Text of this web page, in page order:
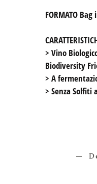
FORMATO Bag
> Vino
Biodiversity
> A